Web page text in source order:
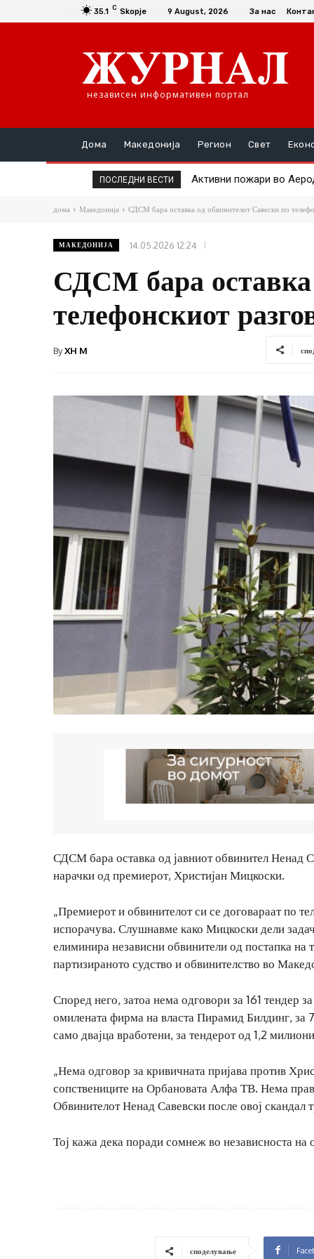
35.1 C Skopje 9 August, 2026 За нас
независен информативен портал
Дома Македонија Регион Свет
ПОСЛЕДНИ ВЕСТИ Активни пожари во
Подобрена е
дома Македонија СДСМ бара оставка од обвинителот Савески по
МАКЕДОНИЈА 14.05.2026 12:24
СДСМ бара оставка
телефонскиот
ByXH M
СДСМ бара оставка од јавниот обвинител Ненад
нарачки од премиерот, Христијан Мицкоски.
„Премиерот и обвинителот си се договараат по
испорачува. Слушнавме како Мицкоски дели
елиминира независни обвинители од постапка на
партизираното судство и обвинителство во
Според него, затоа нема одговори за 161 тендер
омилената фирма на власта Пирамид Билдинг,
само двајца вработени, за тендерот од 1,2
„Нема одговор за кривичната пријава против
сопствениците на Орбановата Алфа ТВ. Нема
Обвинителот Ненад Савевски после овој скандал
Тој кажа дека поради сомнеж во независноста
споделување